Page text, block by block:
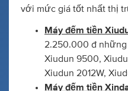
với mức giá tốt nhất thị
Máy đếm tiền
2.250.000 đ những
Xiudun 9500,
Xiudun 2012W,
Máy đếm tiền